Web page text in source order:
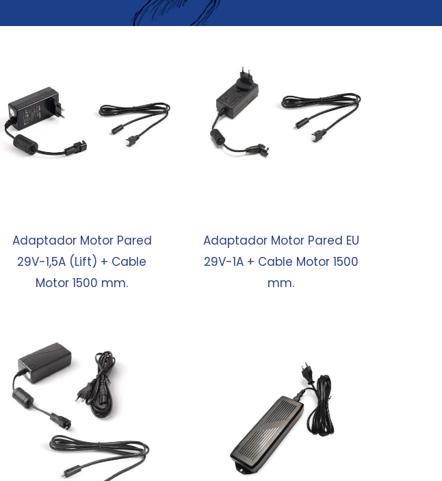
Adaptador Motor Pared
29V-1,5A (Lift) + Cable
Motor 1500 mm.
Adaptador Motor Pared EU
29V-1A + Cable Motor 1500
mm.